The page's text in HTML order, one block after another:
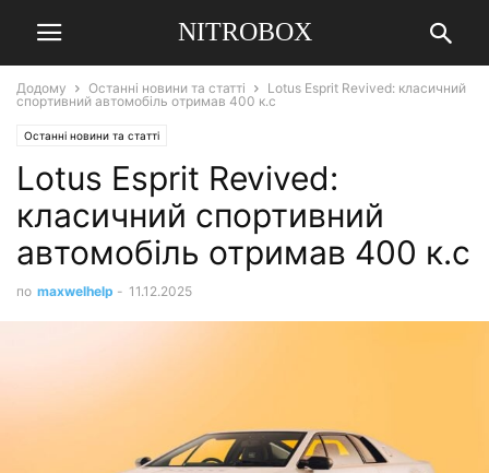
NITROBOX
Додому Останні новини та статті
Lotus Esprit Revived: класичний
спортивний автомобіль отримав 400 к.с
Останні новини та статті
Lotus Esprit Revived:
класичний спортивний
автомобіль отримав 400 к.с
по maxwelhelp - 11.12.2025